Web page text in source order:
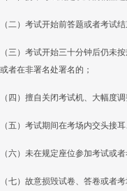
（二）考试开始前答题或者考试
（三）考试开始三十分钟后仍未
或者在非署名处署名的；
（四）擅自关闭考试机、大幅度
（五）考试期间在考场内交头接
（六）未在规定座位参加考试或
（七）故意损毁试卷、答卷或者